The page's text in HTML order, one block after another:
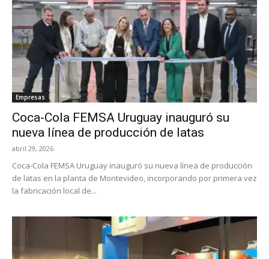
Empresas
Coca-Cola FEMSA Uruguay inauguró su
nueva línea de producción de latas
abril 29, 2026
Coca-Cola FEMSA Uruguay inauguró su nueva línea de producción
de latas en la planta de Montevideo, incorporando por primera vez
la fabricación local de...